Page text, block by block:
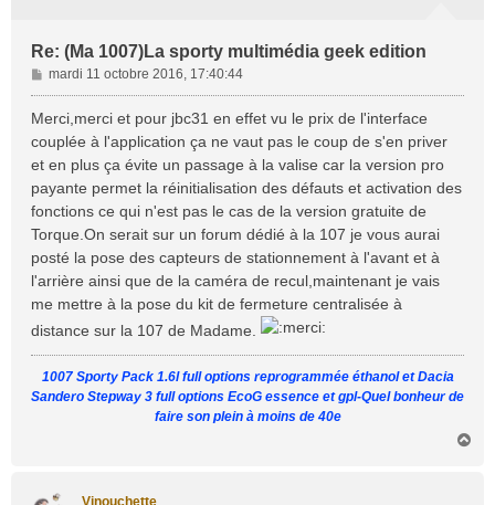
Re: (Ma 1007)La sporty multimédia geek edition
M
e
a
g
e
mardi 11 octobre 2016, 17:40:44
Merci,merci et pour jbc31 en effet vu le prix de l'interface
couplée à l'application ça ne vaut pas le coup de s'en priver
et en plus ça évite un passage à la valise car la version pro
payante permet la réinitialisation des défauts et activation des
fonctions ce qui n'est pas le cas de la version gratuite de
Torque.On serait sur un forum dédié à la 107 je vous aurai
posté la pose des capteurs de stationnement à l'avant et à
l'arrière ainsi que de la caméra de recul,maintenant je vais
me mettre à la pose du kit de fermeture centralisée à
distance sur la 107 de Madame.
1007 Sporty Pack 1.6l full options reprogrammée éthanol et Dacia
Sandero Stepway 3 full options EcoG essence et gpl-Quel bonheur de
faire son plein à moins de 40e
Vinouchette